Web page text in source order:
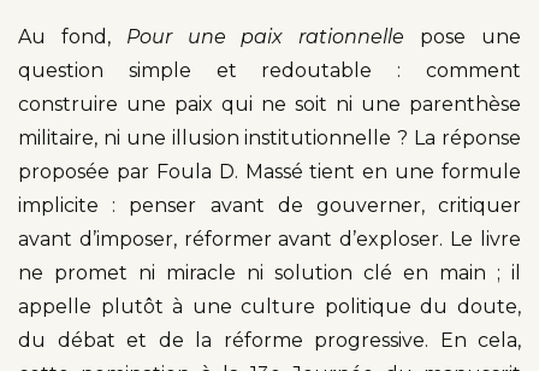
Au fond, Pour une paix rationnelle pose une
question simple et redoutable : comment
construire une paix qui ne soit ni une parenthèse
militaire, ni une illusion institutionnelle ? La réponse
proposée par Foula D. Massé tient en une formule
implicite : penser avant de gouverner, critiquer
avant d’imposer, réformer avant d’exploser. Le livre
ne promet ni miracle ni solution clé en main ; il
appelle plutôt à une culture politique du doute,
du débat et de la réforme progressive. En cela,